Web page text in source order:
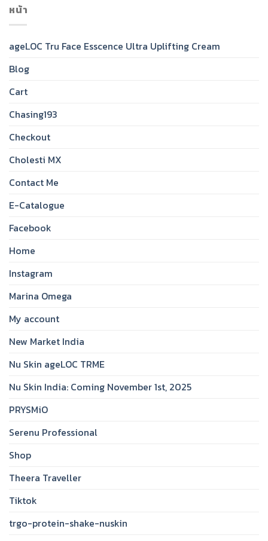
หน้า
ageLOC Tru Face Esscence Ultra Uplifting Cream
Blog
Cart
Chasing193
Checkout
Cholesti MX
Contact Me
E-Catalogue
Facebook
Home
Instagram
Marina Omega
My account
New Market India
Nu Skin ageLOC TRME
Nu Skin India: Coming November 1st, 2025
PRYSMiO
Serenu Professional
Shop
Theera Traveller
Tiktok
trgo-protein-shake-nuskin